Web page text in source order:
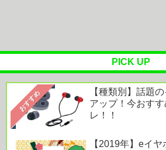
Powered by livedoor 相互RSS
PICK UP
おすすめ
【種類別】話題
アップ！今おす
レ！！
【2019年】eイ